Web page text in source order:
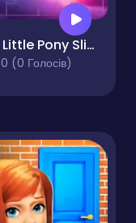
My Little Pony Sliding Tile Challenge
0 (0 Голосів)